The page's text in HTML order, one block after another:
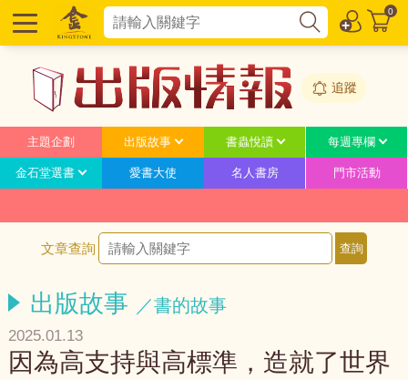
0
追蹤
主題企劃 出版故事 書蟲悅讀 每週專欄
金石堂選書 愛書大使 名人書房 門市活動
文章查詢
出版故事 ／書的故事
2025.01.13
因為高支持與高標準，造就了世界